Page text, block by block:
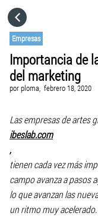
Empresas
Importancia de
del marketing
porploma, febrero 18, 2020
Las empresas de artes
ibeslab.com
,
tienen cada vez más
campo avanza a pasos
lo que avanzan las
un ritmo muy acelerado.